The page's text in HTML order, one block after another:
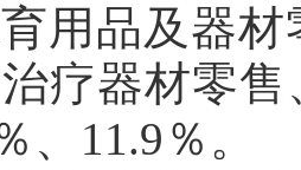
用品及器
疗器材零
、11.9％。